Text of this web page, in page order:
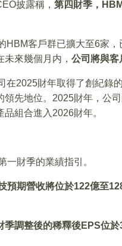
披露稱， 第四財季，
HBM客戶群已擴大至6家
來幾個月内， 公司將與客
在2025財年取得了創紀錄
領先地位。2025財年，公
組合進入2026財年。
一財季的業績指引。
預期營收將位於122億至
季調整後的稀釋後EPS位於